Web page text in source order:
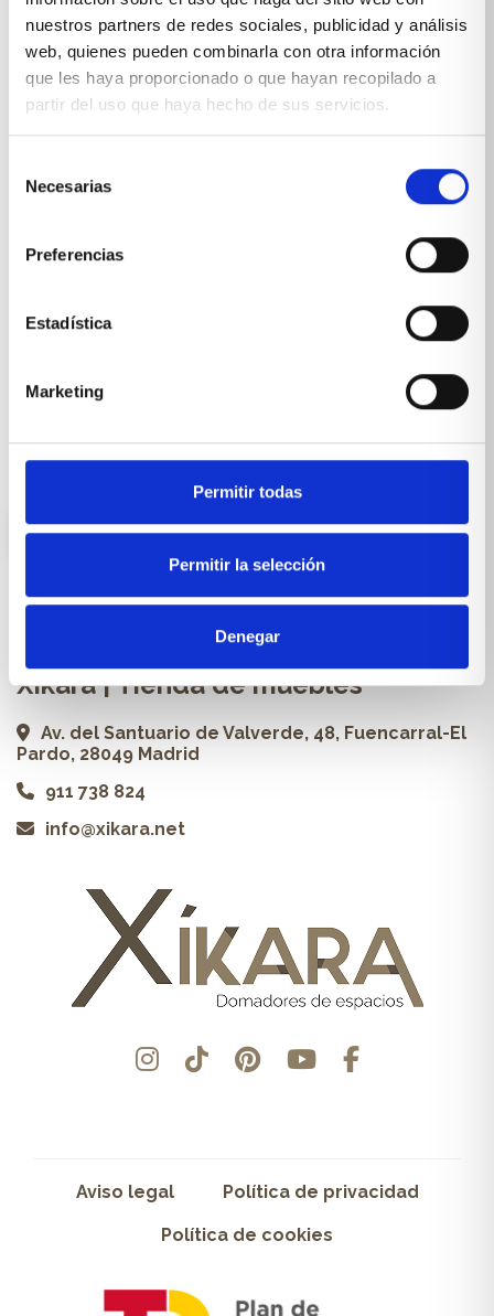
nuestros partners de redes sociales, publicidad y análisis
web, quienes pueden combinarla con otra información
que les haya proporcionado o que hayan recopilado a
partir del uso que haya hecho de sus servicios.
Necesarias
Preferencias
Estadística
Marketing
Permitir todas
Permitir la selección
Denegar
Reseñas Google
Carpintería a medida
ES
Contacto
Xikara | Tienda de muebles
Av. del Santuario de Valverde, 48, Fuencarral-El
Pardo, 28049 Madrid
911 738 824
info@xikara.net
Aviso legal Política de privacidad
Política de cookies